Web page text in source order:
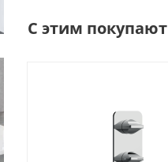
С этим покупают